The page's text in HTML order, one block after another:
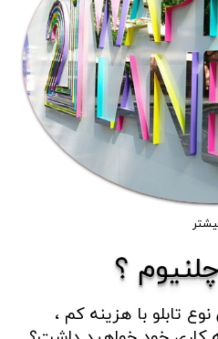
تابلو با هزینه کم ،
؟